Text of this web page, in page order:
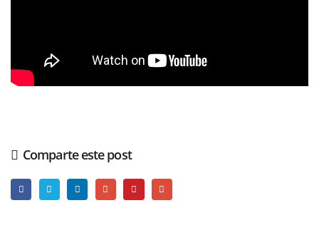
Comparte este post